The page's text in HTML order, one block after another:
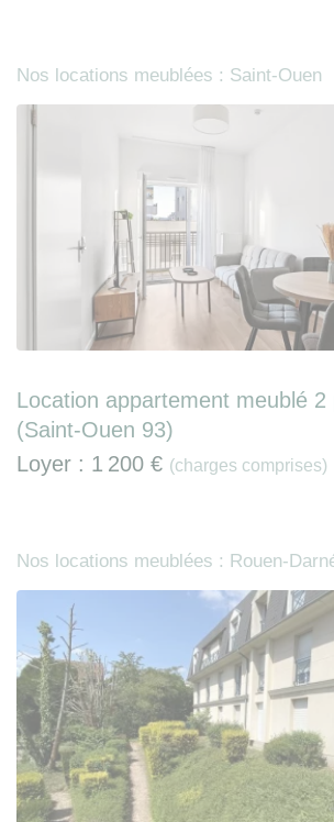
Nos locations meublées : Saint-Ouen
Location appartement meublé 2
(Saint-Ouen 93)
Loyer : 1 200 € (charges comprises)
Nos locations meublées : Rouen-